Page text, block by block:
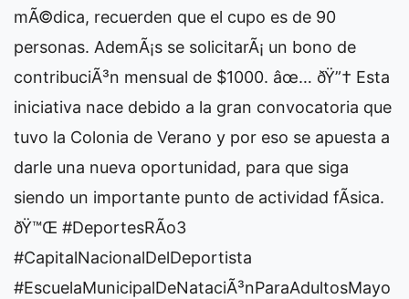
mÃ©dica, recuerden que el cupo es de 90
personas. AdemÃ¡s se solicitarÃ¡ un bono de
contribuciÃ³n mensual de $1000. âœ… ðŸ”† Esta
iniciativa nace debido a la gran convocatoria que
tuvo la Colonia de Verano y por eso se apuesta a
darle una nueva oportunidad, para que siga
siendo un importante punto de actividad fÃ­sica.
ðŸ™Œ #DeportesRÃ­o3
#CapitalNacionalDelDeportista
#EscuelaMunicipalDeNataciÃ³nParaAdultosMayo